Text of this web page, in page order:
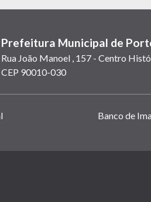
Prefeitura Municipal de
Rua João Manoel , 157 - Centro
CEP 90010-030
Banco de